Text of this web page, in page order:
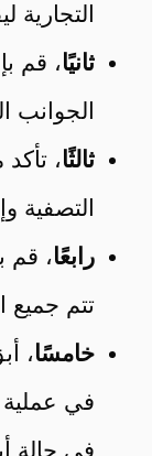
التجارية
ثانيًا، قم
الجوانب
ثالثًا،
التصفية
رابعًا، قم
تتم جميع
خامسًا،
في
في حالة